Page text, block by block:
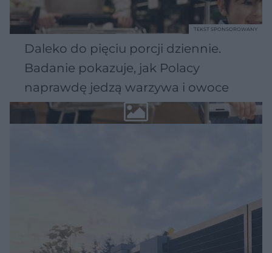
Daleko do pięciu porcji dziennie.
Badanie pokazuje, jak Polacy
naprawdę jedzą warzywa i owoce
TEKST SPONSOROWANY